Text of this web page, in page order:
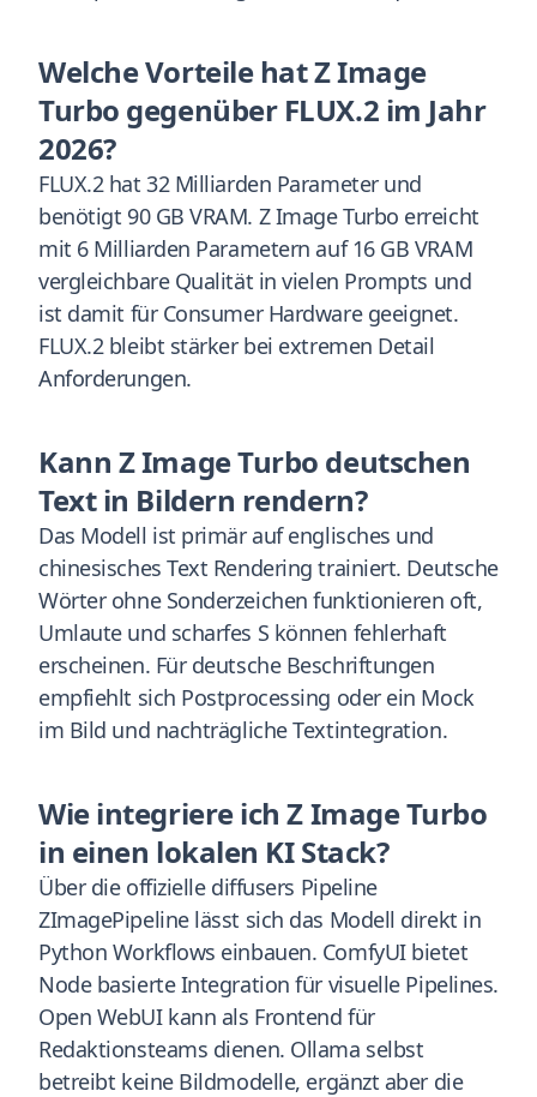
Welche Vorteile hat Z Image
Turbo gegenüber FLUX.2 im Jahr
2026?
FLUX.2 hat 32 Milliarden Parameter und
benötigt 90 GB VRAM. Z Image Turbo erreicht
mit 6 Milliarden Parametern auf 16 GB VRAM
vergleichbare Qualität in vielen Prompts und
ist damit für Consumer Hardware geeignet.
FLUX.2 bleibt stärker bei extremen Detail
Anforderungen.
Kann Z Image Turbo deutschen
Text in Bildern rendern?
Das Modell ist primär auf englisches und
chinesisches Text Rendering trainiert. Deutsche
Wörter ohne Sonderzeichen funktionieren oft,
Umlaute und scharfes S können fehlerhaft
erscheinen. Für deutsche Beschriftungen
empfiehlt sich Postprocessing oder ein Mock
im Bild und nachträgliche Textintegration.
Wie integriere ich Z Image Turbo
in einen lokalen KI Stack?
Über die offizielle diffusers Pipeline
ZImagePipeline lässt sich das Modell direkt in
Python Workflows einbauen. ComfyUI bietet
Node basierte Integration für visuelle Pipelines.
Open WebUI kann als Frontend für
Redaktionsteams dienen. Ollama selbst
betreibt keine Bildmodelle, ergänzt aber die